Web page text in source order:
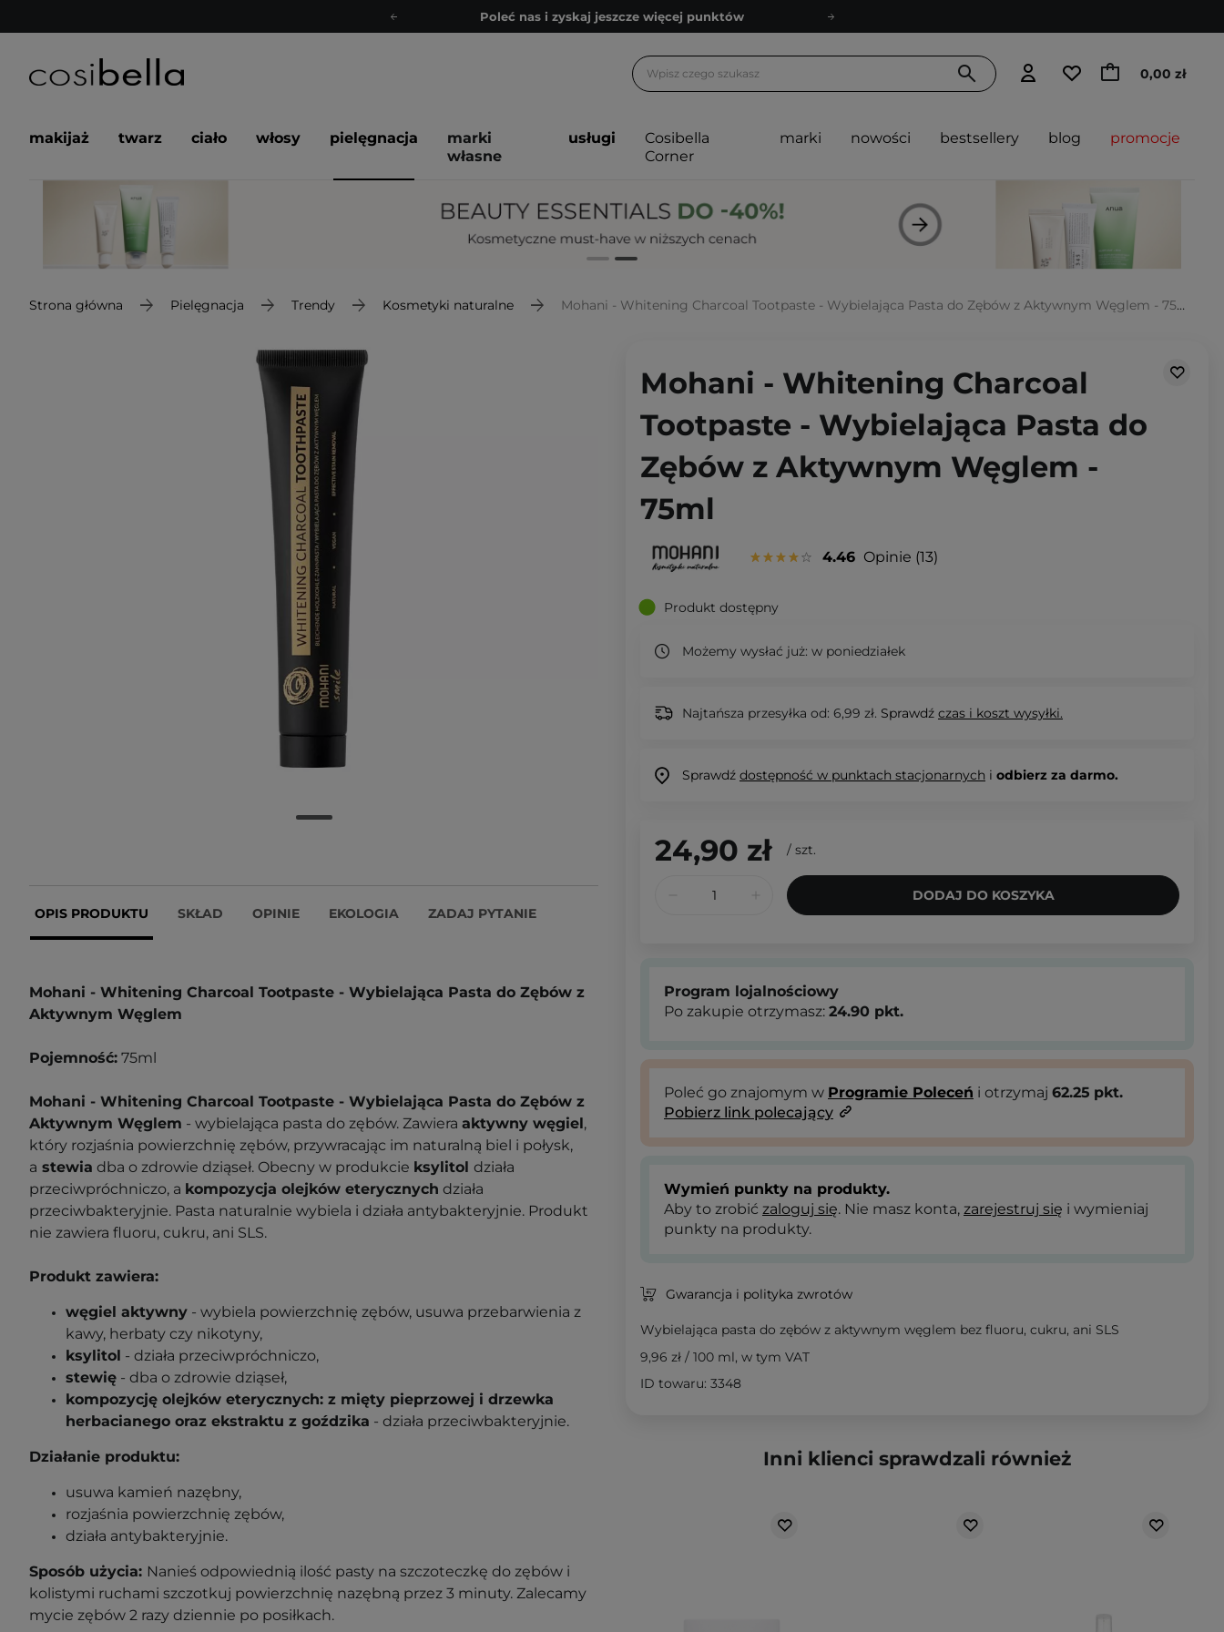
Poleć nas i zyskaj jeszcze więcej punktów
Bezpłatne konsultacje kosmetologiczne
Poleć nas i zyskaj jeszcze więcej punktów
0,00 zł
makijaż twarz ciało włosy pielęgnacja
marki
własne
usługi
Cosibella
Corner
marki nowości bestsellery blog promocje
Strona główna Pielęgnacja Trendy Kosmetyki naturalne Mohani - Whitening Charcoal Tootpaste - Wybielająca Pasta do Zębów z Aktywnym Węglem - 75ml
OPIS PRODUKTU SKŁAD OPINIE EKOLOGIA ZADAJ PYTANIE
Mohani - Whitening Charcoal Tootpaste - Wybielająca Pasta do Zębów z
Aktywnym Węglem
Pojemność: 75ml
Mohani - Whitening Charcoal Tootpaste - Wybielająca Pasta do Zębów z
Aktywnym Węglem - wybielająca pasta do zębów. Zawiera aktywny węgiel,
który rozjaśnia powierzchnię zębów, przywracając im naturalną biel i połysk,
a stewia dba o zdrowie dziąseł. Obecny w produkcie ksylitol działa
przeciwpróchniczo, a kompozycja olejków eterycznych działa
przeciwbakteryjnie. Pasta naturalnie wybiela i działa antybakteryjnie. Produkt
nie zawiera fluoru, cukru, ani SLS.
Produkt zawiera:
węgiel aktywny - wybiela powierzchnię zębów, usuwa przebarwienia z
kawy, herbaty czy nikotyny,
ksylitol - działa przeciwpróchniczo,
stewię - dba o zdrowie dziąseł,
kompozycję olejków eterycznych: z mięty pieprzowej i drzewka
herbacianego oraz ekstraktu z goździka - działa przeciwbakteryjnie.
Działanie produktu:
usuwa kamień nazębny,
rozjaśnia powierzchnię zębów,
działa antybakteryjnie.
Sposób użycia: Nanieś odpowiednią ilość pasty na szczoteczkę do zębów i
kolistymi ruchami szczotkuj powierzchnię nazębną przez 3 minuty. Zalecamy
mycie zębów 2 razy dziennie po posiłkach.
Mohani - Whitening Charcoal
Tootpaste - Wybielająca Pasta do
Zębów z Aktywnym Węglem -
75ml
4.46 Opinie 13
Produkt dostępny
Możemy wysłać już: w poniedziałek
Najtańsza przesyłka od: 6,99 zł. Sprawdź czas i koszt wysyłki.
Sprawdź dostępność w punktach stacjonarnych i odbierz za darmo.
24,90 zł / szt.
DODAJ DO KOSZYKA
Program lojalnościowy
Po zakupie otrzymasz: 24.90 pkt.
Poleć go znajomym w Programie Poleceń i otrzymaj 62.25 pkt.
Pobierz link polecający
Wymień punkty na produkty.
Aby to zrobić zaloguj się. Nie masz konta, zarejestruj się i wymieniaj
punkty na produkty.
Gwarancja i polityka zwrotów
Wybielająca pasta do zębów z aktywnym węglem bez fluoru, cukru, ani SLS
9,96 zł / 100 ml, w tym VAT
ID towaru: 3348
Inni klienci sprawdzali również